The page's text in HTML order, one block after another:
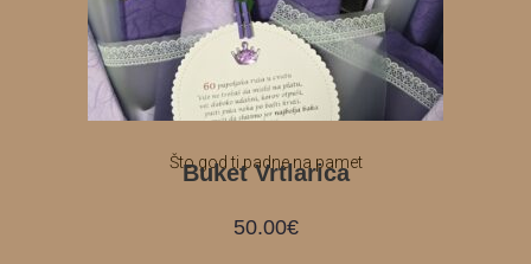
Što god ti padne na pamet
Buket Vrtlarica
50.00€